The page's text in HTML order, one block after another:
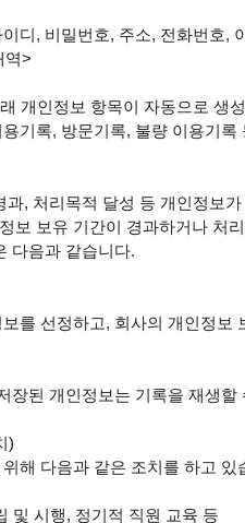
디, 비밀번호, 주소, 전화번호
역>
개인정보 항목이 자동으로 생
기록, 방문기록, 불량 이용기록
, 처리목적 달성 등 개인정보
보유 기간이 경과하거나 처
다음과 같습니다.
를 선정하고, 회사의 개인정
장된 개인정보는 기록을 재생
)
해 다음과 같은 조치를 하고 있
및 시행, 정기적 직원 교육 등